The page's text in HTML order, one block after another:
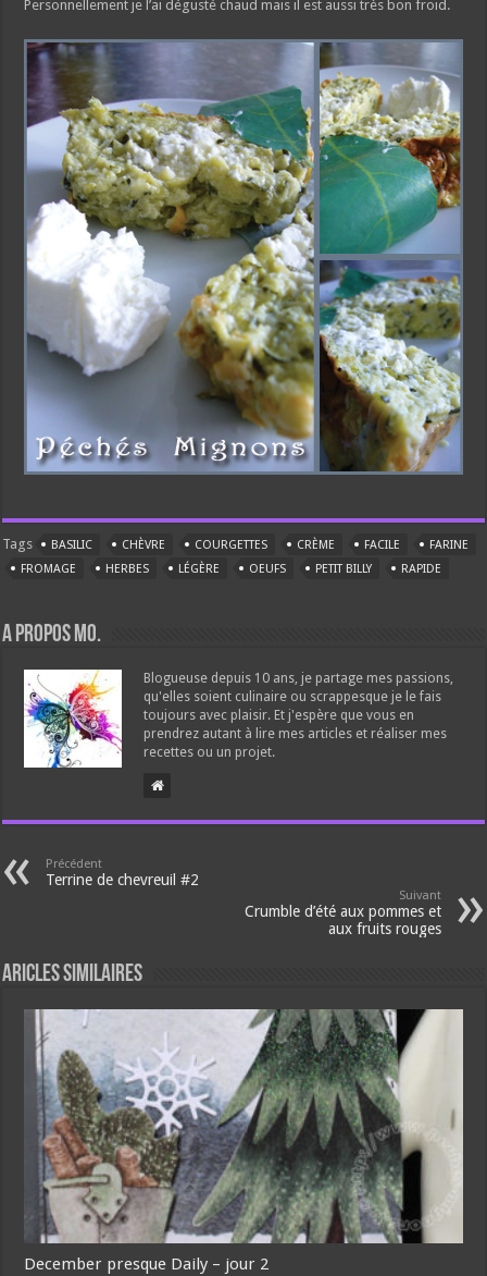
Personnellement je l’ai dégusté chaud mais il est aussi très bon froid.
Tags BASILIC CHÈVRE COURGETTES CRÈME FACILE
FARINE
FROMAGE
HERBES LÉGÈRE OEUFS PETIT BILLY RAPIDE
A propos Mo.
Blogueuse depuis 10 ans, je partage mes passions,
qu'elles soient culinaire ou scrappesque je le fais
toujours avec plaisir. Et j'espère que vous en
prendrez autant à lire mes articles et réaliser mes
recettes ou un projet.
Précédent
Terrine de chevreuil #2
Suivant
Crumble d’été aux pommes et
aux fruits rouges
Aricles similaires
December presque Daily – jour 2